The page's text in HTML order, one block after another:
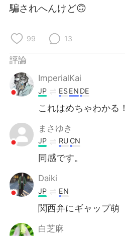
Indonesia
Português
騙されへんけど🙃
99 13
評論
ImperialKai
JP ESEN DE
これはめちゃわかる！
まさゆき
JP RU CN
同感です。
Daiki
JP EN
関西弁にギャップ萌
白芝麻